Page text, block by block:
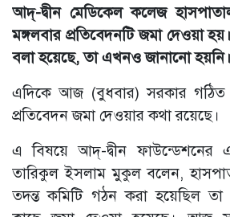
আদ্-দ্বীন মেডিকেল কলেজ
মঙ্গলবার প্রতিবেদনটি জমা দেওয়া
বলা হয়েছে, তা এখনও জানানো হয়নি।
এদিকে আজ (বুধবার) সরকার গঠিত
প্রতিবেদন জমা দেওয়ার কথা রয়েছে।
এ বিষয়ে আদ্-দ্বীন
তারিকুল ইসলাম মুকুল বলেন,
তদন্ত কমিটি গঠন করা হয়েছিল